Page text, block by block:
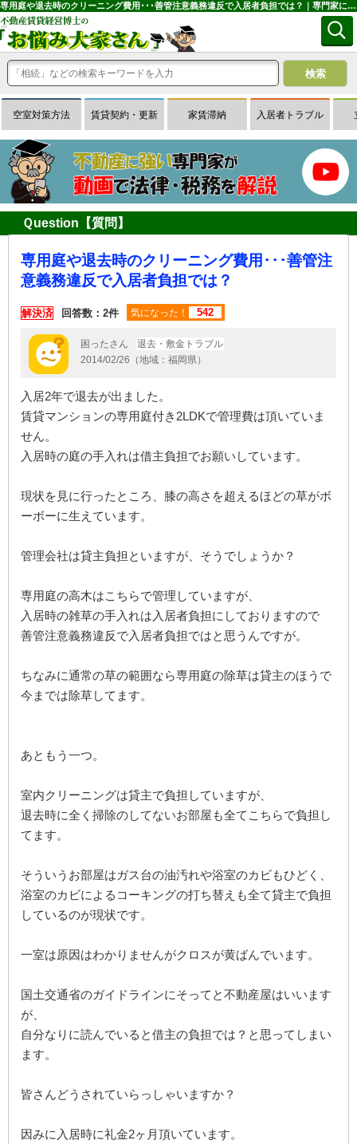
専用庭や退去時のクリーニング費用･･･善管注意義務違反で入居者負担では？｜専門家に無料相談できる賃貸経営Ｑ＆Ａサイトはお悩み大家さん
空室対策方法 賃貸契約・更新 家賃滞納 入居者トラブル
Ｑuestion【質問】
専用庭や退去時のクリーニング費用･･･善管注
意義務違反で入居者負担では？
解決済 回答数：2件 気になった！ 542
困ったさん
退去・敷金トラブル
2014/02/26（地域：福岡県）
入居2年で退去が出ました。
賃貸マンションの専用庭付き2LDKで管理費は頂いていま
せん。
入居時の庭の手入れは借主負担でお願いしています。
現状を見に行ったところ、膝の高さを超えるほどの草がボ
ーボーに生えています。
管理会社は貸主負担といますが、そうでしょうか？
専用庭の高木はこちらで管理していますが、
入居時の雑草の手入れは入居者負担にしておりますので
善管注意義務違反で入居者負担ではと思うんですが。
ちなみに通常の草の範囲なら専用庭の除草は貸主のほうで
今までは除草してます。
あともう一つ。
室内クリーニングは貸主で負担していますが、
退去時に全く掃除のしてないお部屋も全てこちらで負担し
てます。
そういうお部屋はガス台の油汚れや浴室のカビもひどく、
浴室のカビによるコーキングの打ち替えも全て貸主で負担
しているのが現状です。
一室は原因はわかりませんがクロスが黄ばんでいます。
国土交通省のガイドラインにそってと不動産屋はいいます
が、
自分なりに読んでいると借主の負担では？と思ってしまい
ます。
皆さんどうされていらっしゃいますか？
因みに入居時に礼金2ヶ月頂いています。